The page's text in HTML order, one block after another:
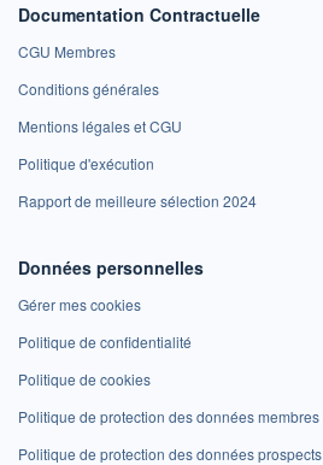
Documentation Contractuelle
CGU Membres
Conditions générales
Mentions légales et CGU
Politique d'exécution
Rapport de meilleure sélection 2024
Données personnelles
Gérer mes cookies
Politique de confidentialité
Politique de cookies
Politique de protection des données
Politique de protection des données prospects